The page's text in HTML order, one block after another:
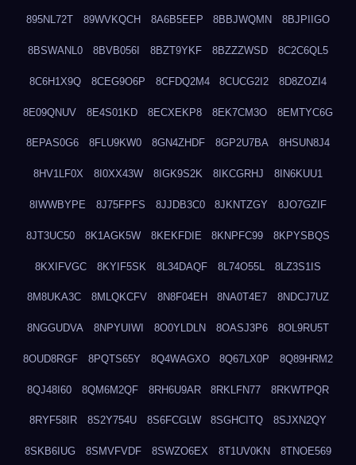
895NL72T 89WVKQCH 8A6B5EEP 8BBJWQMN 8BJPIIGO
8BSWANL0 8BVB056I 8BZT9YKF 8BZZZWSD 8C2C6QL5
8C6H1X9Q 8CEG9O6P 8CFDQ2M4 8CUCG2I2 8D8ZOZI4
8E09QNUV 8E4S01KD 8ECXEKP8 8EK7CM3O 8EMTYC6G
8EPAS0G6 8FLU9KW0 8GN4ZHDF 8GP2U7BA 8HSUN8J4
8HV1LF0X 8I0XX43W 8IGK9S2K 8IKCGRHJ 8IN6KUU1
8IWWBYPE 8J75FPFS 8JJDB3C0 8JKNTZGY 8JO7GZIF
8JT3UC50 8K1AGK5W 8KEKFDIE 8KNPFC99 8KPYSBQS
8KXIFVGC 8KYIF5SK 8L34DAQF 8L74O55L 8LZ3S1IS
8M8UKA3C 8MLQKCFV 8N8F04EH 8NA0T4E7 8NDCJ7UZ
8NGGUDVA 8NPYUIWI 8O0YLDLN 8OASJ3P6 8OL9RU5T
8OUD8RGF 8PQTS65Y 8Q4WAGXO 8Q67LX0P 8Q89HRM2
8QJ48I60 8QM6M2QF 8RH6U9AR 8RKLFN77 8RKWTPQR
8RYF58IR 8S2Y754U 8S6FCGLW 8SGHCITQ 8SJXN2QY
8SKB6IUG 8SMVFVDF 8SWZO6EX 8T1UV0KN 8TNOE569